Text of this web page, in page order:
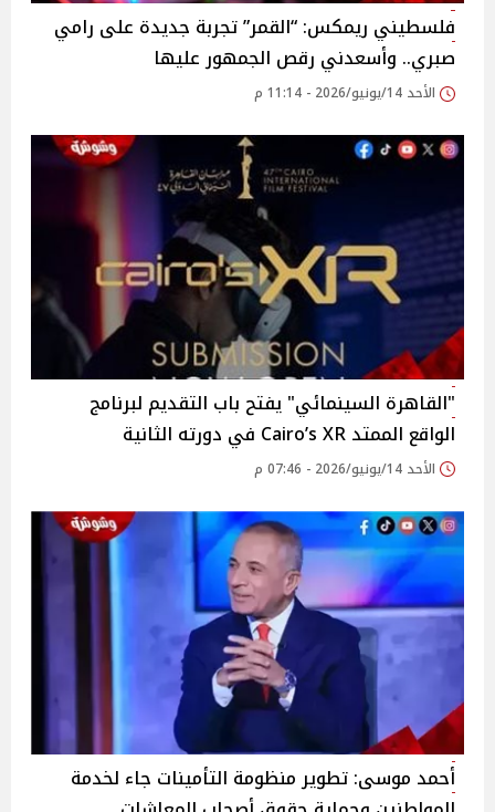
فلسطيني ريمكس: “القمر” تجربة جديدة على رامي
صبري.. وأسعدني رقص الجمهور عليها
الأحد 14/يونيو/2026 - 11:14 م
"القاهرة السينمائي" يفتح باب التقديم لبرنامج
الواقع الممتد Cairo’s XR في دورته الثانية
الأحد 14/يونيو/2026 - 07:46 م
أحمد موسى: تطوير منظومة التأمينات جاء لخدمة